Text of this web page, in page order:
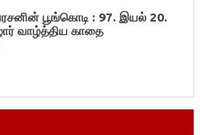
பூங்கொடி : 97. இயல் 20.
வாழ்த்திய காதை